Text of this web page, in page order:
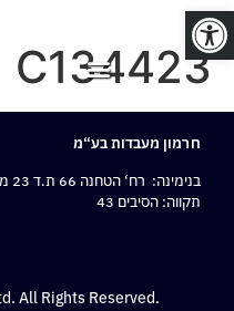
פתח סרגל נגישות
C134423
חרמון מעבדות בע“מ
בנימינה: רח‘ הטחנה 66 ת.ד 23 מיקוד 3055001,
תקווה: הסיבים 43
All Rights Reserved.